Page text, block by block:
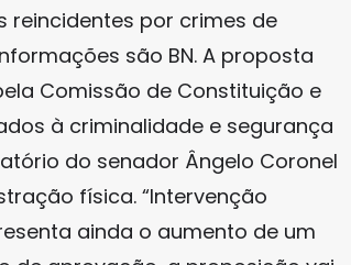
por crimes de
são BN. A proposta
Comissão de Constituição e
à criminalidade e segurança
do senador Ângelo Coronel
física. “Intervenção
ainda o aumento de um